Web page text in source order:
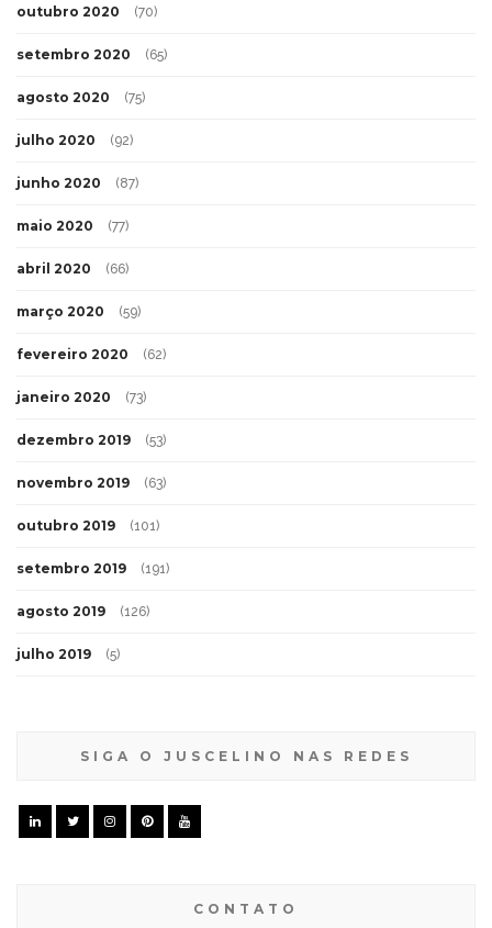
outubro 2020 (70)
setembro 2020 (65)
agosto 2020 (75)
julho 2020 (92)
junho 2020 (87)
maio 2020 (77)
abril 2020 (66)
março 2020 (59)
fevereiro 2020 (62)
janeiro 2020 (73)
dezembro 2019 (53)
novembro 2019 (63)
outubro 2019 (101)
setembro 2019 (191)
agosto 2019 (126)
julho 2019 (5)
SIGA O JUSCELINO NAS REDES
CONTATO